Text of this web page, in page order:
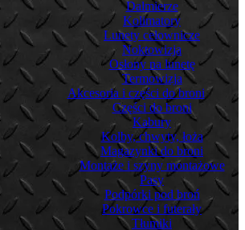
Dalmierze
Kolimatory
Lunety celownicze
Noktowizja
Osłony na lunetę
Termowizja
Akcesoria i części do broni
Części do broni
Kabury
Kolby, chwyty, łoża
Magazynki do broni
Montaże i szyny montażowe
Pasy
Podpórki pod broń
Pokrowce i futerały
Tłumiki